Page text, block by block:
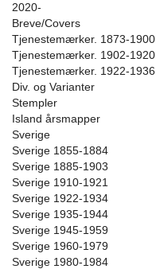
2020-
Breve/Covers
Tjenestemærker. 1873-1900
Tjenestemærker. 1902-1920
Tjenestemærker. 1922-1936
Div. og Varianter
Stempler
Island årsmapper
Sverige
Sverige 1855-1884
Sverige 1885-1903
Sverige 1910-1921
Sverige 1922-1934
Sverige 1935-1944
Sverige 1945-1959
Sverige 1960-1979
Sverige 1980-1984